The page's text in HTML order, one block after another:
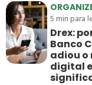
5min para
Drex:
Banco
adiou o
digital